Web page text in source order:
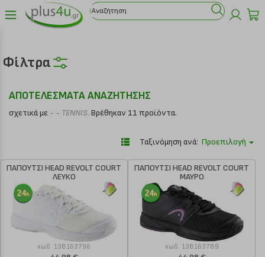
Φίλτρα
ΑΠΟΤΕΛΕΣΜΑΤΑ ΑΝΑΖΗΤΗΣΗΣ
σχετικά με - - TENNIS.Βρέθηκαν 11 προϊόντα.
Ταξινόμηση ανά: Προεπιλογή
ΠΑΠΟΥΤΣΙ HEAD REVOLT COURT
ΛΕΥΚΟ
κωδ. 138163796
ΠΑΠΟΥΤΣΙ HEAD REVOLT COURT
ΜΑΥΡΟ
κωδ. 138163789